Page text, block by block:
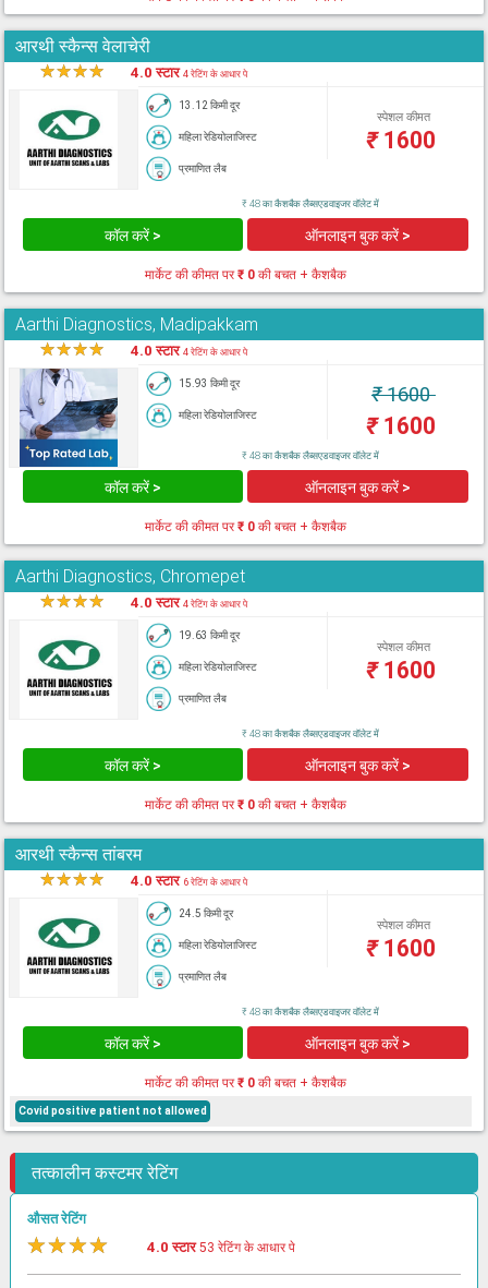
आरथी स्कैन्स वेलाचेरी
★★★★ 4.0 स्टार4 रेटिंग के आधार पे
13.12 किमी दूर
महिला रेडियोलाजिस्ट
प्रमाणित लैब
स्पेशल कीमत
₹1600
₹ 48 का कैशबैक लैब्सएडवाइजर वॉलेट में
कॉल करें > ऑनलाइन बुक करें >
मार्केट की कीमत पर₹ 0की बचत + कैशबैक
Aarthi Diagnostics, Madipakkam
★★★★ 4.0 स्टार4 रेटिंग के आधार पे
15.93 किमी दूर
महिला रेडियोलाजिस्ट
₹1600
₹1600
₹ 48 का कैशबैक लैब्सएडवाइजर वॉलेट में
कॉल करें > ऑनलाइन बुक करें >
मार्केट की कीमत पर₹ 0की बचत + कैशबैक
Aarthi Diagnostics, Chromepet
★★★★ 4.0 स्टार4 रेटिंग के आधार पे
19.63 किमी दूर
महिला रेडियोलाजिस्ट
प्रमाणित लैब
स्पेशल कीमत
₹1600
₹ 48 का कैशबैक लैब्सएडवाइजर वॉलेट में
कॉल करें > ऑनलाइन बुक करें >
मार्केट की कीमत पर₹ 0की बचत + कैशबैक
आरथी स्कैन्स तांबरम
★★★★ 4.0 स्टार 6 रेटिंग के आधार पे
24.5 किमी दूर
महिला रेडियोलाजिस्ट
प्रमाणित लैब
स्पेशल कीमत
₹1600
₹ 48 का कैशबैक लैब्सएडवाइजर वॉलेट में
कॉल करें > ऑनलाइन बुक करें >
मार्केट की कीमत पर₹ 0की बचत + कैशबैक
Covid positive patient not allowed
तत्कालीन कस्टमर रेटिंग
औसत रेटिंग
★★★★ 4.0 स्टार53 रेटिंग के आधार पे